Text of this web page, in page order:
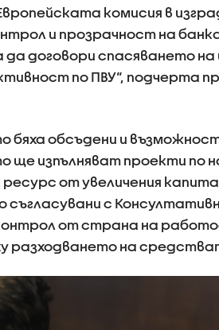
комисия в
и прозрачност на
договори спасяването
по ПВУ“, подчерта
бяха обсъдени и
ще изпълняват проекти по
от увеличения
съгласувани с
от страна на
разходването на